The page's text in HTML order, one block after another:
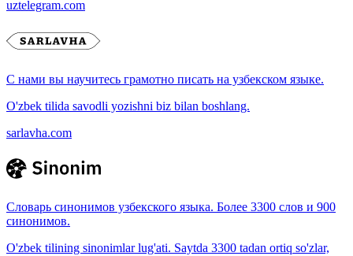
uztelegram.com
С нами вы научитесь грамотно писать на узбекском языке.
O'zbek tilida savodli yozishni biz bilan boshlang.
sarlavha.com
Словарь синонимов узбекского языка. Более 3300 слов и 900
синонимов.
O'zbek tilining sinonimlar lug'ati. Saytda 3300 tadan ortiq so'zlar,